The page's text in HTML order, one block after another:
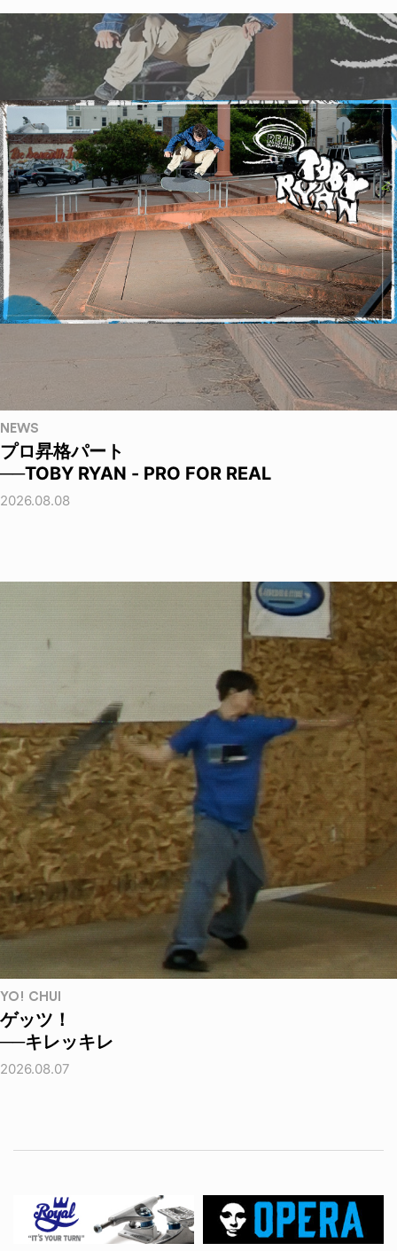
NEWS
プロ昇格パート
──TOBY RYAN - PRO FOR REAL
2026.08.08
YO! CHUI
ゲッツ！
──キレッキレ
2026.08.07